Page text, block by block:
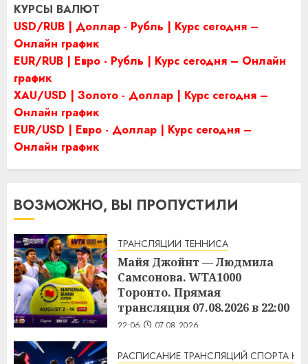
КУРСЫ ВАЛЮТ
USD/RUB | Доллар - Рубль | Курс сегодня –
Онлайн график
EUR/RUB | Евро - Рубль | Курс сегодня – Онлайн
график
XAU/USD | Золото - Доллар | Курс сегодня –
Онлайн график
EUR/USD | Евро - Доллар | Курс сегодня –
Онлайн график
ВОЗМОЖНО, ВЫ ПРОПУСТИЛИ
ТРАНСЛЯЦИИ ТЕННИСА
Майя Джойнт — Людмила
Самсонова. WTA1000
Торонто. Прямая
трансляция 07.08.2026 в 22:00
22:06 07.08.2026
РАСПИСАНИЕ ТРАНСЛЯЦИЙ СПОРТА НА